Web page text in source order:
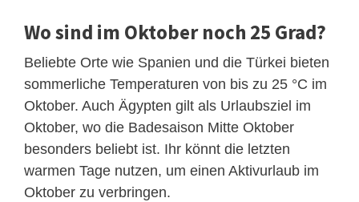
Wo sind im Oktober noch 25 Grad?
Beliebte Orte wie Spanien und die Türkei bieten
sommerliche Temperaturen von bis zu 25 °C im
Oktober. Auch Ägypten gilt als Urlaubsziel im
Oktober, wo die Badesaison Mitte Oktober
besonders beliebt ist. Ihr könnt die letzten
warmen Tage nutzen, um einen Aktivurlaub im
Oktober zu verbringen.